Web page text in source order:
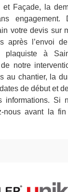
et Façade, la
engagement.
votre devis sur
après l’envoi
plaquiste à
notre
au chantier, la
de début et
informations. Si
nous avant la